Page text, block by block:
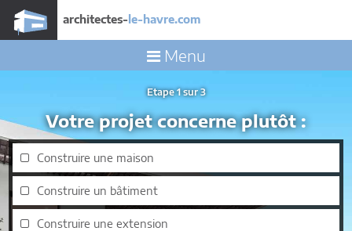
architectes- le-havre.com
Menu
Etape 1 sur 3
Votre projet concerne plutôt :
Construire une maison
Construire un bâtiment
Construire une extension